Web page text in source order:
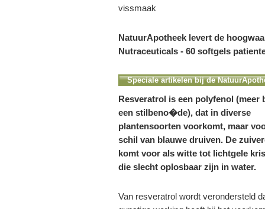
vissmaak
NatuurApotheek levert de
Nutraceuticals - 60 softgels
Speciale artikelen bij de
Resveratrol is een polyfenol (meer
een stilbeno�de), dat in diverse
plantensoorten voorkomt, maar
schil van blauwe druiven. De
komt voor als witte tot lichtgele
die slecht oplosbaar zijn in water.
Van resveratrol wordt verondersteld